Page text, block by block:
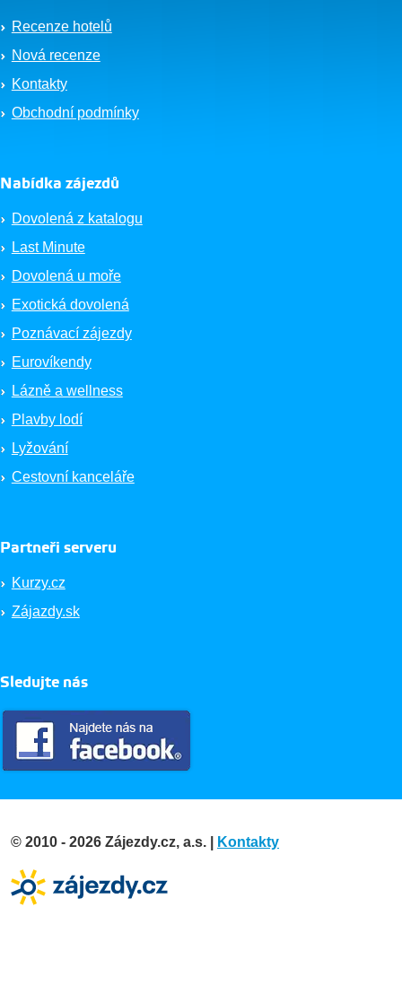
Recenze hotelů
Nová recenze
Kontakty
Obchodní podmínky
Nabídka zájezdů
Dovolená z katalogu
Last Minute
Dovolená u moře
Exotická dovolená
Poznávací zájezdy
Eurovíkendy
Lázně a wellness
Plavby lodí
Lyžování
Cestovní kanceláře
Partneři serveru
Kurzy.cz
Zájazdy.sk
Sledujte nás
© 2010 - 2026 Zájezdy.cz, a.s. | Kontakty